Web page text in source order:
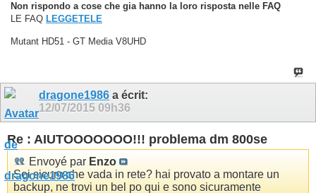
Non rispondo a cose che gia hanno la loro risposta nelle FAQ
LE FAQ LEGGETELE
Mutant HD51 - GT Media V8UHD
dragone1986 a écrit:
12/07/2015 09h36
Re : AIUTOOOOOOO!!! problema dm 800se
Envoyé par Enzo
Sei sicuro che vada in rete? hai provato a montare un
backup, ne trovi un bel po qui e sono sicuramente